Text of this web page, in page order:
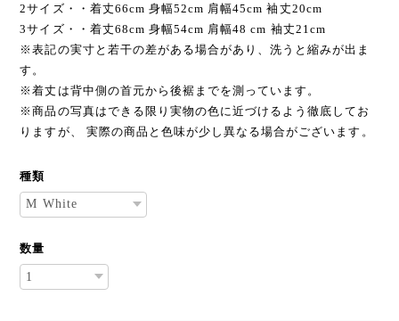
2サイズ・・着丈66cm 身幅52cm 肩幅45cm 袖丈20cm
3サイズ・・着丈68cm 身幅54cm 肩幅48 cm 袖丈21cm
※表記の実寸と若干の差がある場合があり、洗うと縮みが出ま
す。
※着丈は背中側の首元から後裾までを測っています。
※商品の写真はできる限り実物の色に近づけるよう徹底してお
りますが、 実際の商品と色味が少し異なる場合がございます。
種類
数量